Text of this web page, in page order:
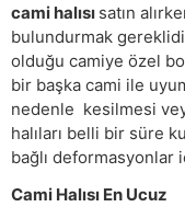
cami halısı satın
bulundurmak
olduğu camiye özel
bir başka cami ile
nedenle kesilmesi
halıları belli bir süre
bağlı deformasyonlar
Cami Halısı En Ucuz